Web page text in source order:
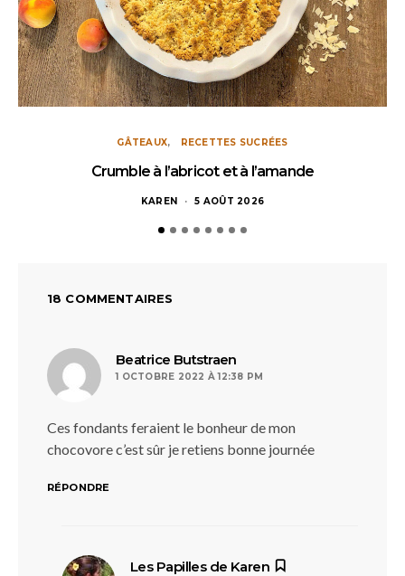
GÂTEAUX RECETTES SUCRÉES
Crumble à l’abricot et à l’amande
KAREN 5 AOÛT 2026
18 COMMENTAIRES
Beatrice Butstraen
1 OCTOBRE 2022 À 12:38 PM
Ces fondants feraient le bonheur de mon
chocovore c’est sûr je retiens bonne journée
RÉPONDRE
Les Papilles de Karen